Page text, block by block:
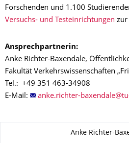
Forschenden und 1.100
Versuchs- und Testeinrichtungen zur
Ansprechpartnerin:
Anke Richter-Baxendale,
Fakultät Verkehrswissenschaften
Tel.: +49 351 463-34908
E-Mail:
Zu dieser SeiteAnke Richter-